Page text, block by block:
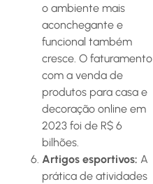
o ambiente mais
aconchegante e
funcional também
cresce. O faturamento
com a venda de
produtos para casa e
decoração online em
2023 foi de R$ 6
bilhões.
Artigos esportivos: A
prática de atividades